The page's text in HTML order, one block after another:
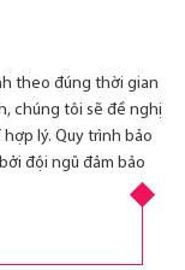
theo đúng thời gian
chúng tôi sẽ đề nghị
lý. Quy trình bảo
đội ngũ đảm bảo